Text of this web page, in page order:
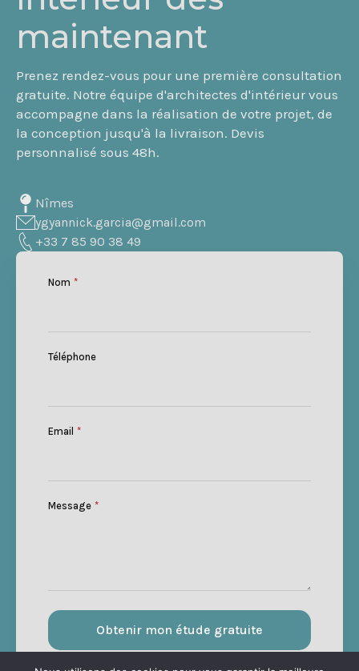
maintenant
Prenez rendez-vous pour une première consultation
gratuite. Notre équipe d'architectes d'intérieur vous
accompagne dans la réalisation de votre projet, de
la conception jusqu'à la livraison. Devis
personnalisé sous 48h.
Nîmes
ygyannick.garcia@gmail.com
+33 7 85 90 38 49
Nom *
Téléphone
Email *
Message *
Obtenir mon étude gratuite